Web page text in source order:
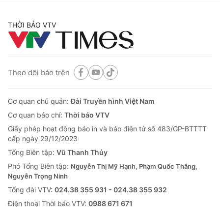
THỜI BÁO VTV
Theo dõi báo trên
Cơ quan chủ quản:Đài Truyền hình Việt Nam
Cơ quan báo chí: Thời báo VTV
Giấy phép hoạt động báo in và báo điện tử số 483/GP-BTTTT
cấp ngày 29/12/2023
Tổng Biên tập: Vũ Thanh Thủy
Phó Tổng Biên tập: Nguyễn Thị Mỹ Hạnh, Phạm Quốc Thắng,
Nguyễn Trọng Ninh
Tổng đài VTV: 024.38 355 931 - 024.38 355 932
Ðiện thoại Thời báo VTV: 0988 671 671